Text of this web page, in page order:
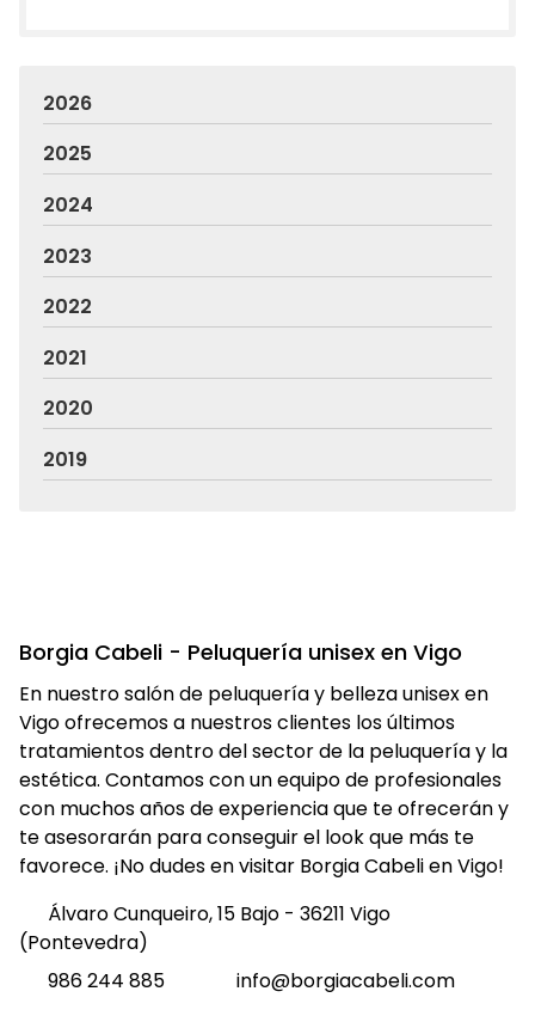
2026
2025
2024
2023
2022
2021
2020
2019
Borgia Cabeli - Peluquería unisex en Vigo
En nuestro salón de peluquería y belleza unisex en
Vigo ofrecemos a nuestros clientes los últimos
tratamientos dentro del sector de la peluquería y la
estética. Contamos con un equipo de profesionales
con muchos años de experiencia que te ofrecerán y
te asesorarán para conseguir el look que más te
favorece. ¡No dudes en visitar Borgia Cabeli en Vigo!
Álvaro Cunqueiro, 15 Bajo - 36211 Vigo
(Pontevedra)
986 244 885
info@borgiacabeli.com